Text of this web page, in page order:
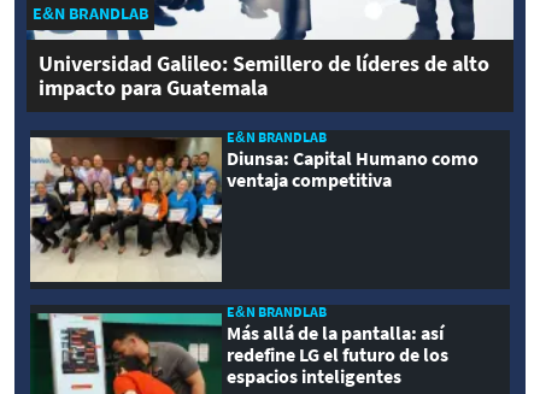
E&N BRANDLAB
Universidad Galileo: Semillero de líderes de alto
impacto para Guatemala
E&N BRANDLAB
Diunsa: Capital Humano como
ventaja competitiva
E&N BRANDLAB
Más allá de la pantalla: así
redefine LG el futuro de los
espacios inteligentes